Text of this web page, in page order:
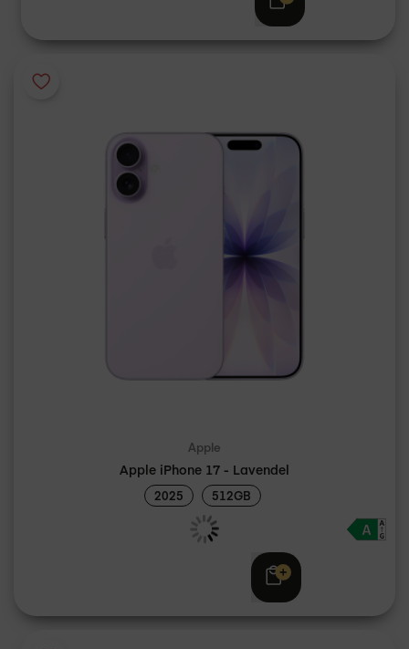
Apple
Apple iPhone 17 - Lavendel
2025 512GB